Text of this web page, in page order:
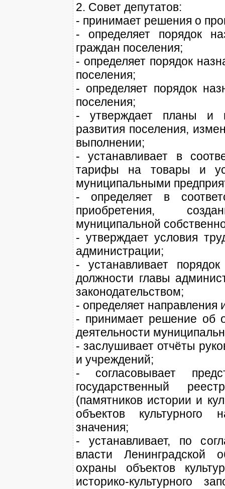
2. Совет депутатов:
- принимает решения о
- определяет порядок
граждан поселения;
- определяет порядок
поселения;
- определяет порядок
поселения;
- утверждает планы и
развития поселения,
выполнении;
- устанавливает в
тарифы на товары и
муниципальными
- определяет в
приобретения,
муниципальной
- утверждает условия
администрации;
- устанавливает
должности главы
законодательством;
- определяет направления
- принимает решение об
деятельности
- заслушивает отчёты
и учреждений;
- согласовывает
государственный
(памятников истории и
объектов культурного
значения;
- устанавливает, по
власти Ленинградской
охраны объектов
историко-культурного